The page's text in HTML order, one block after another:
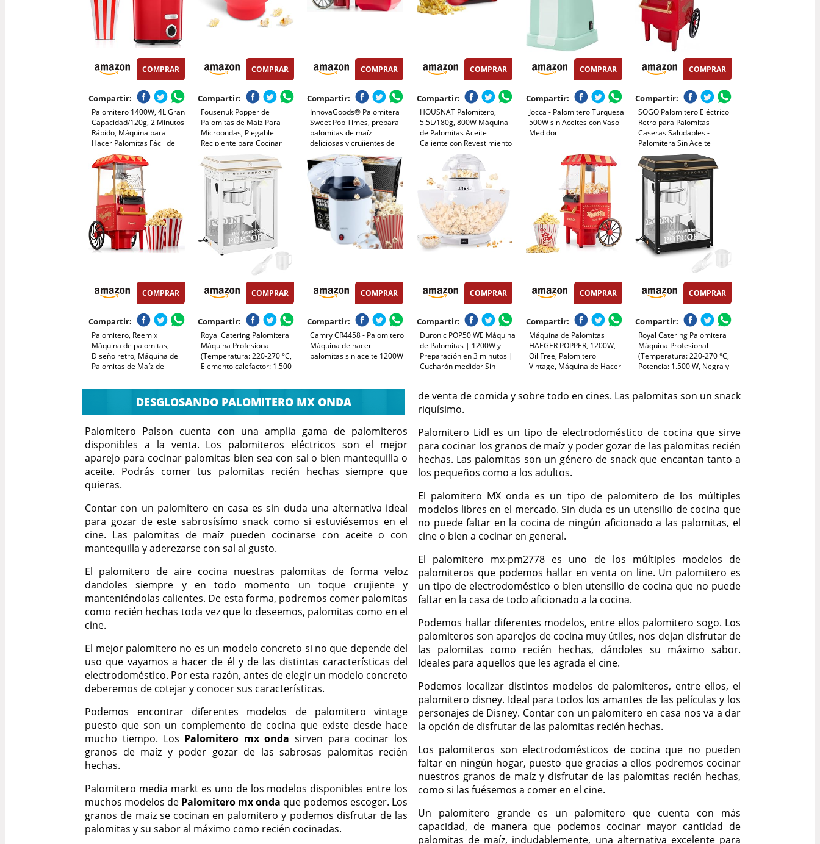
COMPRAR
Compartir:
Palomitero 1400W, 4L Gran
Capacidad/120g, 2 Minutos
Rápido, Máquina para
Hacer Palomitas Fácil de
Usar, Aire Caliente & Sin
Grasa, para el Hogar, Fiesta
de Cine, Navidad,
Aniversario para Niños
COMPRAR
Compartir:
Fousenuk Popper de
Palomitas de Maíz Para
Microondas, Plegable
Recipiente para Cocinar
Palomitas con Tapa y Asa,
Tazón de Palomitas de Maíz
de Silicona, Palomitero Bowl
sin Aceite Para Cocina
COMPRAR
Compartir:
InnovaGoods® Palomitera
Sweet Pop Times, prepara
palomitas de maíz
deliciosas y crujientes de
forma rápida y sencilla,
diseño compacto y
elegante, Incluye un bol
para las palomitas
COMPRAR
Compartir:
HOUSNAT Palomitero,
5.5L/180g, 800W Máquina
de Palomitas Aceite
Caliente con Revestimiento
Antiadherente y Plato de
Calentamiento Extraíble,
Silenciosa y Rápida, 2 Tazas
Medidoras
COMPRAR
Compartir:
Jocca - Palomitero Turquesa
500W sin Aceites con Vaso
Medidor
COMPRAR
Compartir:
SOGO Palomitero Eléctrico
Retro para Palomitas
Caseras Saludables -
Palomitera Sin Aceite
1200W Estilo Vintage Tipo
Carrito - Máquina de Hacer
Palomitas de Maíz Fácil de
Usar y Limpiar
COMPRAR
Compartir:
Palomitero, Reemix
Máquina de palomitas,
Diseño retro, Máquina de
Palomitas de Maíz de
Mantequilla, Fácil de Usar y
Limpiar, Segura y Duradera,
Ideal para Fiestas
COMPRAR
Compartir:
Royal Catering Palomitera
Máquina Profesional
(Temperatura: 220-270 °C,
Elemento calefactor: 1.500
Venta Ambulante
COMPRAR
Compartir:
Camry CR4458 - Palomitero
Máquina de hacer
palomitas sin aceite 1200W
COMPRAR
Compartir:
Duronic POP50 WE Máquina
de Palomitas | 1200W y
Preparación en 3 minutos |
Cucharón medidor Sin
medidora y recipiente sin
BPA incluido | Palomitero
COMPRAR
Compartir:
Máquina de Palomitas
HAEGER POPPER, 1200W,
Oil Free, Palomitero
Vintage, Máquina de Hacer
Capacidad 100gr, Perfecto
COMPRAR
Compartir:
Royal Catering Palomitera
Máquina Profesional
(Temperatura: 220-270 °C,
Potencia: 1.500 W, Negra y
DESGLOSANDO PALOMITERO MX ONDA
Palomitero Palson cuenta con una amplia gama de palomiteros
disponibles a la venta. Los palomiteros eléctricos son el mejor
aparejo para cocinar palomitas bien sea con sal o bien mantequilla o
aceite. Podrás comer tus palomitas recién hechas siempre que
quieras.
Contar con un palomitero en casa es sin duda una alternativa ideal
para gozar de este sabrosísímo snack como si estuviésemos en el
cine. Las palomitas de maíz pueden cocinarse con aceite o con
mantequilla y aderezarse con sal al gusto.
El palomitero de aire cocina nuestras palomitas de forma veloz
dandoles siempre y en todo momento un toque crujiente y
manteniéndolas calientes. De esta forma, podremos comer palomitas
como recién hechas toda vez que lo deseemos, palomitas como en el
cine.
El mejor palomitero no es un modelo concreto si no que depende del
uso que vayamos a hacer de él y de las distintas características del
electrodoméstico. Por esta razón, antes de elegir un modelo concreto
deberemos de cotejar y conocer sus características.
Podemos encontrar diferentes modelos de palomitero vintage
puesto que son un complemento de cocina que existe desde hace
mucho tiempo. Los Palomitero mx onda sirven para cocinar los
granos de maíz y poder gozar de las sabrosas palomitas recién
hechas.
Palomitero media markt es uno de los modelos disponibles entre los
muchos modelos de Palomitero mx onda que podemos escoger. Los
granos de maiz se cocinan en palomitero y podemos disfrutar de las
palomitas y su sabor al máximo como recién cocinadas.
de venta de comida y sobre todo en cines. Las palomitas son un snack
riquísimo.
Palomitero Lidl es un tipo de electrodoméstico de cocina que sirve
para cocinar los granos de maíz y poder gozar de las palomitas recién
hechas. Las palomitas son un género de snack que encantan tanto a
los pequeños como a los adultos.
El palomitero MX onda es un tipo de palomitero de los múltiples
modelos libres en el mercado. Sin duda es un utensilio de cocina que
no puede faltar en la cocina de ningún aficionado a las palomitas, el
cine o bien a cocinar en general.
El palomitero mx-pm2778 es uno de los múltiples modelos de
palomiteros que podemos hallar en venta on line. Un palomitero es
un tipo de electrodoméstico o bien utensilio de cocina que no puede
faltar en la casa de todo aficionado a la cocina.
Podemos hallar diferentes modelos, entre ellos palomitero sogo. Los
palomiteros son aparejos de cocina muy útiles, nos dejan disfrutar de
las palomitas como recién hechas, dándoles su máximo sabor.
Ideales para aquellos que les agrada el cine.
Podemos localizar distintos modelos de palomiteros, entre ellos, el
palomitero disney. Ideal para todos los amantes de las películas y los
personajes de Disney. Contar con un palomitero en casa nos va a dar
la opción de disfrutar de las palomitas recién hechas.
Los palomiteros son electrodomésticos de cocina que no pueden
faltar en ningún hogar, puesto que gracias a ellos podremos cocinar
nuestros granos de maíz y disfrutar de las palomitas recién hechas,
como si las fuésemos a comer en el cine.
Un palomitero grande es un palomitero que cuenta con más
capacidad, de manera que podemos cocinar mayor cantidad de
palomitas de maíz, indudablemente, una alternativa excelente para